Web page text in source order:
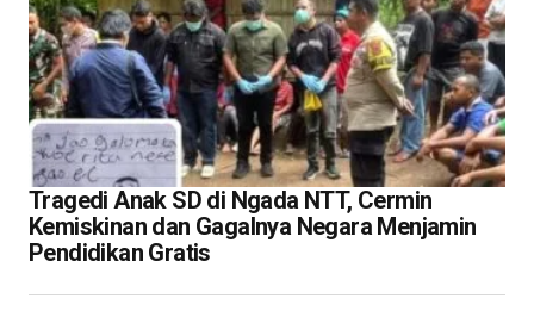
Tragedi Anak SD di Ngada NTT, Cermin
Kemiskinan dan Gagalnya Negara Menjamin
Pendidikan Gratis